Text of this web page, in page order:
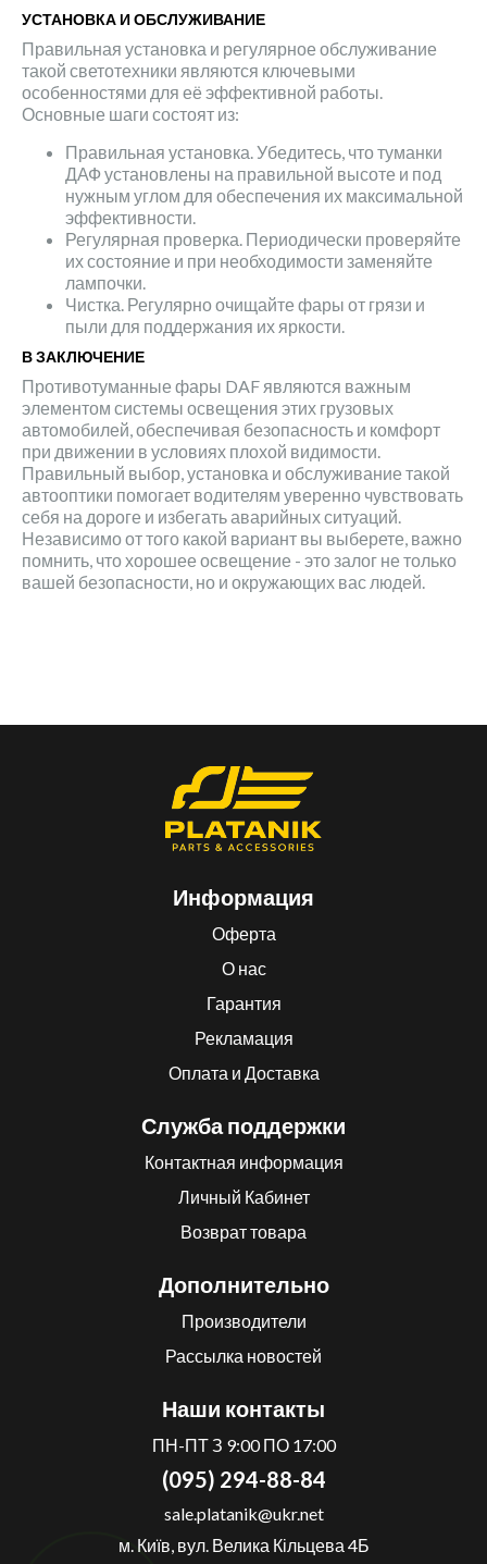
УСТАНОВКА И ОБСЛУЖИВАНИЕ
Правильная установка и регулярное обслуживание
такой светотехники являются ключевыми
особенностями для её эффективной работы.
Основные шаги состоят из:
Правильная установка. Убедитесь, что туманки
ДАФ установлены на правильной высоте и под
нужным углом для обеспечения их максимальной
эффективности.
Регулярная проверка. Периодически проверяйте
их состояние и при необходимости заменяйте
лампочки.
Чистка. Регулярно очищайте фары от грязи и
пыли для поддержания их яркости.
В ЗАКЛЮЧЕНИЕ
Противотуманные фары DAF являются важным
элементом системы освещения этих грузовых
автомобилей, обеспечивая безопасность и комфорт
при движении в условиях плохой видимости.
Правильный выбор, установка и обслуживание такой
автооптики помогает водителям уверенно чувствовать
себя на дороге и избегать аварийных ситуаций.
Независимо от того какой вариант вы выберете, важно
помнить, что хорошее освещение - это залог не только
вашей безопасности, но и окружающих вас людей.
Информация
Оферта
О нас
Гарантия
Рекламация
Оплата и Доставка
Служба поддержки
Контактная информация
Личный Кабинет
Возврат товара
Дополнительно
Производители
Рассылка новостей
Наши контакты
ПН-ПТ З 9:00 ПО 17:00
(095) 294-88-84
sale.platanik@ukr.net
м. Київ, вул. Велика Кільцева 4Б